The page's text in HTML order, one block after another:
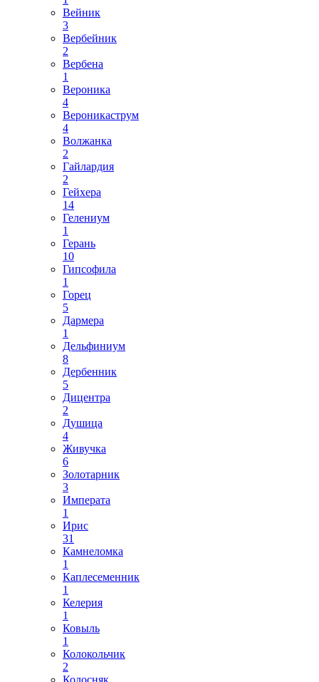
Вейник
3
Вербейник
2
Вербена
1
Вероника
4
Вероникаструм
4
Волжанка
2
Гайлардия
2
Гейхера
14
Гелениум
1
Герань
10
Гипсофила
1
Горец
5
Дармера
1
Дельфиниум
8
Дербенник
5
Дицентра
2
Душица
4
Живучка
6
Золотарник
3
Императа
1
Ирис
31
Камнеломка
1
Каплесеменник
1
Келерия
1
Ковыль
1
Колокольчик
2
Колосняк